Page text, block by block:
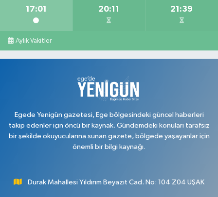
17:01 20:11 21:39
Aylık Vakitler
Egede Yenigün gazetesi, Ege bölgesindeki güncel haberleri
takip edenler için öncü bir kaynak. Gündemdeki konuları tarafsız
bir şekilde okuyucularına sunan gazete, bölgede yaşayanlar için
önemli bir bilgi kaynağı.
Durak Mahallesi Yıldırım Beyazıt Cad. No: 104 Z04 UŞAK